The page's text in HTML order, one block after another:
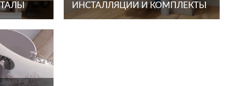
ИНСТАЛЛЯЦИИ И КОМПЛЕКТЫ